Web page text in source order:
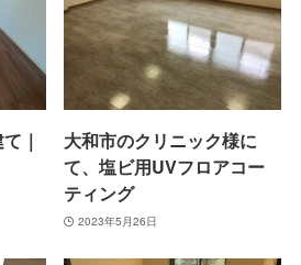
｜
大和市のクリニック様に
て、塩ビ用UVフロアコー
ティング
2023年5月26日